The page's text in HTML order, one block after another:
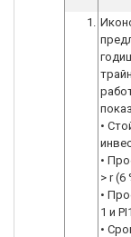
1.
•
•
> r (6
•
1 и
•